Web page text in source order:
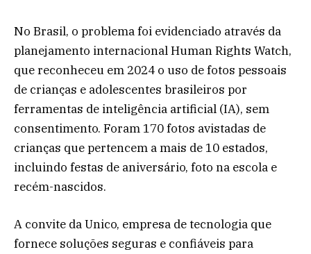
No Brasil, o problema foi evidenciado através da
planejamento internacional Human Rights Watch,
que reconheceu em 2024 o uso de fotos pessoais
de crianças e adolescentes brasileiros por
ferramentas de inteligência artificial (IA), sem
consentimento. Foram 170 fotos avistadas de
crianças que pertencem a mais de 10 estados,
incluindo festas de aniversário, foto na escola e
recém-nascidos.
A convite da Unico, empresa de tecnologia que
fornece soluções seguras e confiáveis para